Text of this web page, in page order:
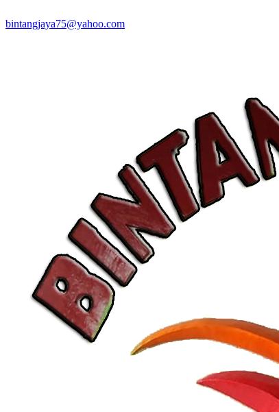
bintangjaya75@yahoo.com